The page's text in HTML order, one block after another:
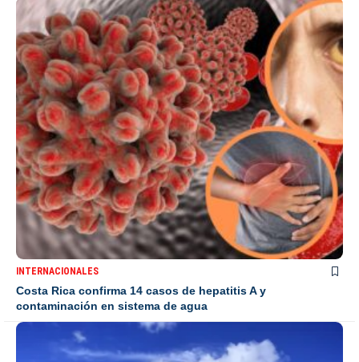
INTERNACIONALES
Costa Rica confirma 14 casos de hepatitis A y
contaminación en sistema de agua